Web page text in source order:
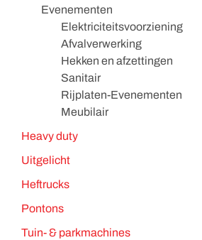
Evenementen
Elektriciteitsvoorziening
Afvalverwerking
Hekken en afzettingen
Sanitair
Rijplaten-Evenementen
Meubilair
Heavy duty
Uitgelicht
Heftrucks
Pontons
Tuin- & parkmachines